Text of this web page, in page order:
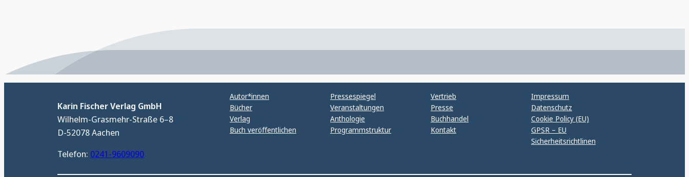
Karin Fischer Verlag GmbH
Wilhelm-Grasmehr-Straße 6–8
D-52078 Aachen
Telefon: 0241-9609090
Autor*innen
Bücher
Verlag
Buch veröffentlichen
Pressespiegel
Veranstaltungen
Anthologie
Programmstruktur
Vertrieb
Presse
Buchhandel
Kontakt
Impressum
Datenschutz
Cookie Policy (EU)
GPSR – EU
Sicherheitsrichtlinen